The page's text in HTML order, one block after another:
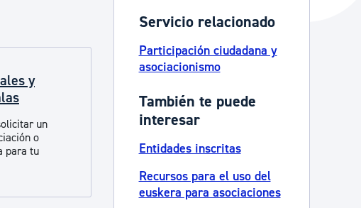
y
un
o
para tu
Servicio relacionado
Participación ciudadana y
asociacionismo
También te puede
interesar
Entidades inscritas
Recursos para el uso del
euskera para asociaciones